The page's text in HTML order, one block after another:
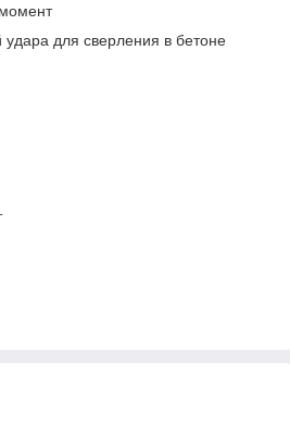
для сверления в бетоне